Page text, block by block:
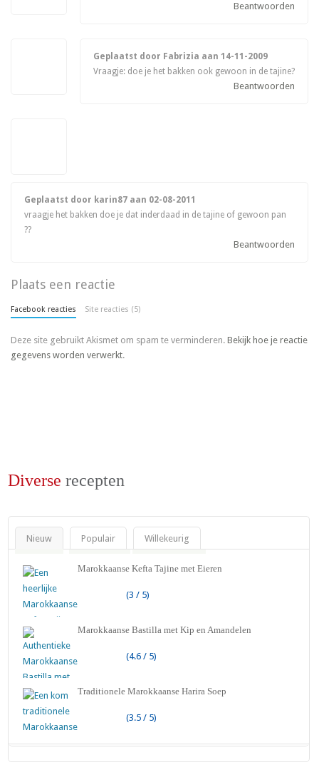
Beantwoorden
Geplaatst door Fabrizia aan 14-11-2009
Vraagje: doe je het bakken ook gewoon in de tajine?
Beantwoorden
Geplaatst door karin87 aan 02-08-2011
vraagje het bakken doe je dat inderdaad in de tajine of gewoon pan
??
Beantwoorden
Plaats een reactie
Facebook reacties Site reacties (5)
Deze site gebruikt Akismet om spam te verminderen.Bekijk hoe je reactie
gegevens worden verwerkt.
Diverse recepten
Nieuw Populair Willekeurig
Marokkaanse Kefta Tajine met Eieren
(3 / 5)
Marokkaanse Bastilla met Kip en Amandelen
(4.6 / 5)
Traditionele Marokkaanse Harira Soep
(3.5 / 5)